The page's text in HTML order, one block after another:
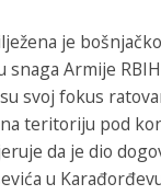
je
Armije
svoj fokus
teritoriju pod
da je dio
u